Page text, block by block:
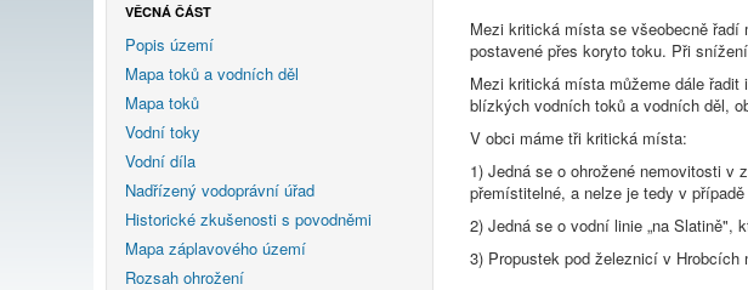
VĚCNÁ ČÁST
Popis území
Mapa toků a vodních děl
Mapa toků
Vodní toky
Vodní díla
Nadřízený vodoprávní úřad
Historické zkušenosti s povodněmi
Mapa záplavového území
Rozsah ohrožení
Mezi kritická místa se všeobecně řadí
postavené přes koryto toku. Při
Mezi kritická místa můžeme dále
blízkých vodních toků a vodních děl,
V obci máme tři kritická místa:
1) Jedná se o ohrožené nemovitosti v
přemístitelné, a nelze je tedy v
2) Jedná se o vodní linie „na Slatině",
3) Propustek pod železnicí v